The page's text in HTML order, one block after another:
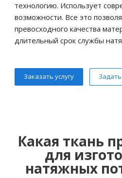
технологию. Использует
возможности. Все это
превосходного качества
длительный срок службы
Заказать услугу
Какая ткань
для
натяжных